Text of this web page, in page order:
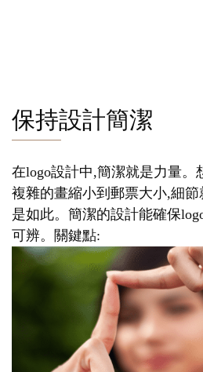
保持設計簡潔
在logo設計中,簡潔就是力量。
複雜的畫縮小到郵票大小,細
是如此。簡潔的設計能確保
可辨。關鍵點: